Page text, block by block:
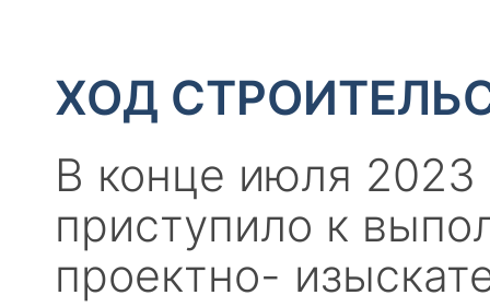
ХОД
В конце июля
приступило к
проектно-